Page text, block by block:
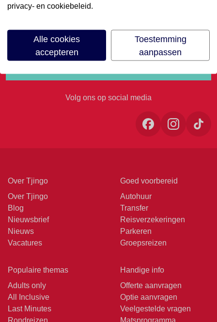
Meld je aan voor onze nieuwsbrief
Volg ons op social media
Over Tjingo
Over Tjingo
Blog
Nieuwsbrief
Nieuws
Vacatures
Goed voorbereid
Autohuur
Transfer
Reisverzekeringen
Parkeren
Groepsreizen
Populaire themas
Adults only
All Inclusive
Last Minutes
Rondreizen
Handige info
Offerte aanvragen
Optie aanvragen
Veelgestelde vragen
Matsprogramma
privacy- en cookiebeleid.
Alle cookies
accepteren
Toestemming
aanpassen